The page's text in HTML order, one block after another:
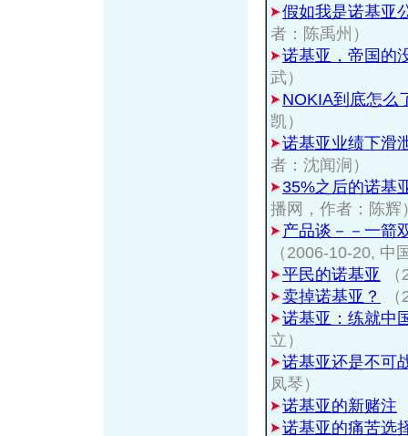
假如我是诺基亚
者：陈禹州）
诺基亚，帝国的
武）
NOKIA到底怎么
凯）
诺基亚业绩下滑
者：沈闻涧）
35%之后的诺基
播网，作者：陈辉
产品谈－－一箭
（2006-10-20, 中
平民的诺基亚
卖掉诺基亚？
诺基亚：练就中
立）
诺基亚还是不可
凤琴）
诺基亚的新赌注
诺基亚的痛苦选